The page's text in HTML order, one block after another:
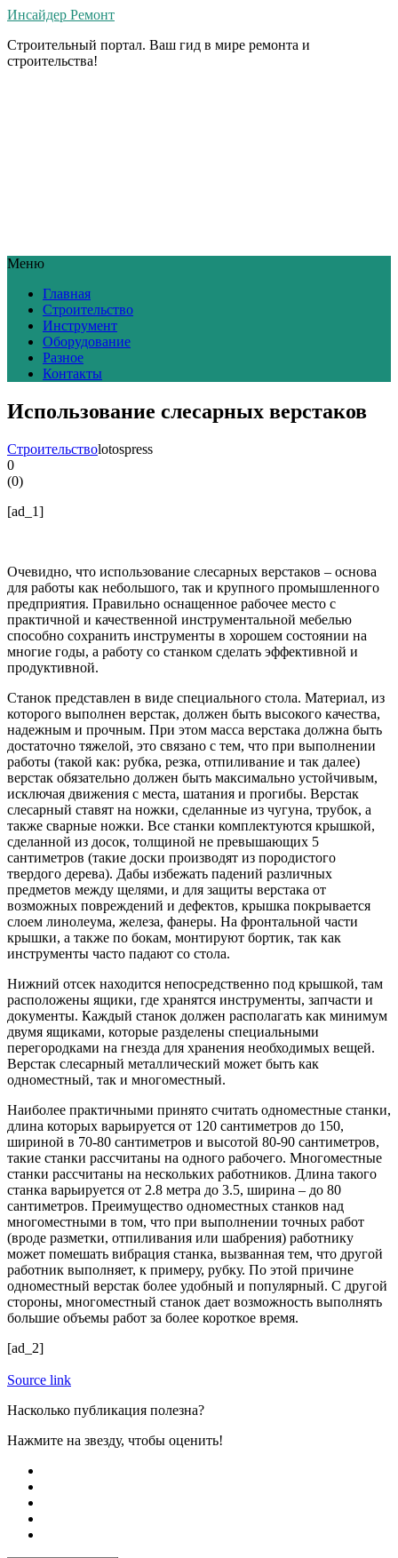
Инсайдер Ремонт
Строительный портал. Ваш гид в мире ремонта и
строительства!
Меню
Главная
Строительство
Инструмент
Оборудование
Разное
Контакты
Использование слесарных верстаков
Строительствоlotospress
0
(0)
[ad_1]
Очевидно, что использование слесарных верстаков – основа
для работы как небольшого, так и крупного промышленного
предприятия. Правильно оснащенное рабочее место с
практичной и качественной инструментальной мебелью
способно сохранить инструменты в хорошем состоянии на
многие годы, а работу со станком сделать эффективной и
продуктивной.
Станок представлен в виде специального стола. Материал, из
которого выполнен верстак, должен быть высокого качества,
надежным и прочным. При этом масса верстака должна быть
достаточно тяжелой, это связано с тем, что при выполнении
работы (такой как: рубка, резка, отпиливание и так далее)
верстак обязательно должен быть максимально устойчивым,
исключая движения с места, шатания и прогибы. Верстак
слесарный ставят на ножки, сделанные из чугуна, трубок, а
также сварные ножки. Все станки комплектуются крышкой,
сделанной из досок, толщиной не превышающих 5
сантиметров (такие доски производят из породистого
твердого дерева). Дабы избежать падений различных
предметов между щелями, и для защиты верстака от
возможных повреждений и дефектов, крышка покрывается
слоем линолеума, железа, фанеры. На фронтальной части
крышки, а также по бокам, монтируют бортик, так как
инструменты часто падают со стола.
Нижний отсек находится непосредственно под крышкой, там
расположены ящики, где хранятся инструменты, запчасти и
документы. Каждый станок должен располагать как минимум
двумя ящиками, которые разделены специальными
перегородками на гнезда для хранения необходимых вещей.
Верстак слесарный металлический может быть как
одноместный, так и многоместный.
Наиболее практичными принято считать одноместные станки,
длина которых варьируется от 120 сантиметров до 150,
шириной в 70-80 сантиметров и высотой 80-90 сантиметров,
такие станки рассчитаны на одного рабочего. Многоместные
станки рассчитаны на нескольких работников. Длина такого
станка варьируется от 2.8 метра до 3.5, ширина – до 80
сантиметров. Преимущество одноместных станков над
многоместными в том, что при выполнении точных работ
(вроде разметки, отпиливания или шабрения) работнику
может помешать вибрация станка, вызванная тем, что другой
работник выполняет, к примеру, рубку. По этой причине
одноместный верстак более удобный и популярный. С другой
стороны, многоместный станок дает возможность выполнять
большие объемы работ за более короткое время.
[ad_2]
Source link
Насколько публикация полезна?
Нажмите на звезду, чтобы оценить!